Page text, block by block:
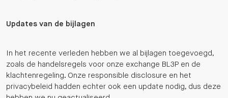
Updates van de bijlagen
In het recente verleden hebben we al bijlagen toegevoegd,
zoals de handelsregels voor onze exchange BL3P en de
klachtenregeling. Onze responsible disclosure en het
privacybeleid hadden echter ook een update nodig, dus deze